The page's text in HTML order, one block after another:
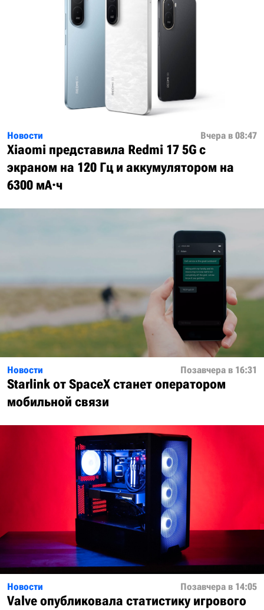
Новости Вчера в 08:47
Xiaomi представила Redmi 17 5G с
экраном на 120 Гц и аккумулятором на
6300 мА·ч
Новости Позавчера в 16:31
Starlink от SpaceX станет оператором
мобильной связи
Новости Позавчера в 14:05
Valve опубликовала статистику игрового